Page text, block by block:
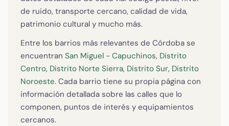
de ruido, transporte cercano, calidad de vida,
patrimonio cultural y mucho más.
Entre los barrios más relevantes de Córdoba se
encuentran San Miguel - Capuchinos, Distrito
Centro, Distrito Norte Sierra, Distrito Sur, Distrito
Noroeste. Cada barrio tiene su propia página con
información detallada sobre las calles que lo
componen, puntos de interés y equipamientos
cercanos.